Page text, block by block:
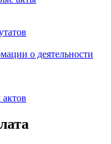
о деятельности